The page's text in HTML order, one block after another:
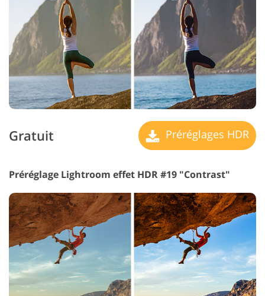
Gratuit Préréglages HDR
Préréglage Lightroom effet HDR #19 "Contrast"